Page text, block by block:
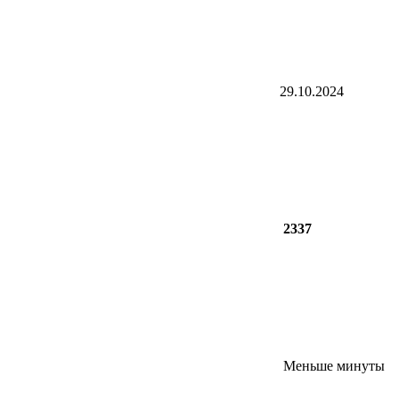
29.10.2024
2337
Меньше минуты